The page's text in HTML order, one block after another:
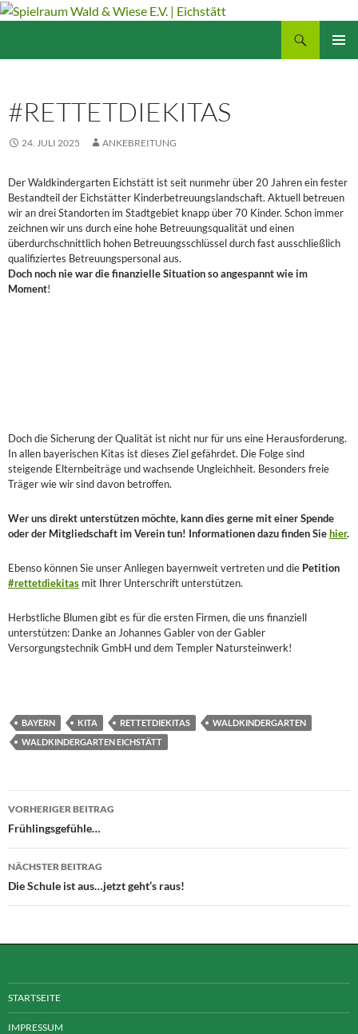
Zum
#RETTETDIEKITAS
24. JULI 2025 ANKEBREITUNG
Der Waldkindergarten Eichstätt ist seit nunmehr über 20 Jahren ein fester
Bestandteil der Eichstätter Kinderbetreuungslandschaft. Aktuell betreuen
wir an drei Standorten im Stadtgebiet knapp über 70 Kinder. Schon immer
zeichnen wir uns durch eine hohe Betreuungsqualität und einen
überdurchschnittlich hohen Betreuungsschlüssel durch fast ausschließlich
qualifiziertes Betreuungspersonal aus.
Doch noch nie war die finanzielle Situation so angespannt wie im
Moment!
Doch die Sicherung der Qualität ist nicht nur für uns eine Herausforderung.
In allen bayerischen Kitas ist dieses Ziel gefährdet. Die Folge sind
steigende Elternbeiträge und wachsende Ungleichheit. Besonders freie
Träger wie wir sind davon betroffen.
Wer uns direkt unterstützen möchte, kann dies gerne mit einer Spende
oder der Mitgliedschaft im Verein tun! Informationen dazu finden Siehier.
Ebenso können Sie unser Anliegen bayernweit vertreten und die Petition
#rettetdiekitas mit Ihrer Unterschrift unterstützen.
Herbstliche Blumen gibt es für die ersten Firmen, die uns finanziell
unterstützen: Danke an Johannes Gabler von der Gabler
Versorgungstechnik GmbH und dem Templer Natursteinwerk!
BAYERN KITA RETTETDIEKITAS
WALDKINDERGARTEN
WALDKINDERGARTEN EICHSTÄTT
Beitragsnavigation
VORHERIGER BEITRAG
Frühlingsgefühle…
NÄCHSTER BEITRAG
Die Schule ist aus…jetzt geht’s raus!
STARTSEITE
IMPRESSUM